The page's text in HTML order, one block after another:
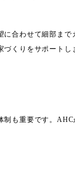
合わせて細部ま
くりをサポートし
も重要です。